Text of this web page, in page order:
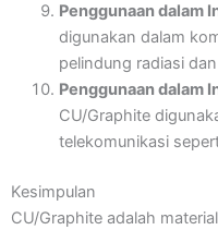
Penggunaan dalam
digunakan dalam
pelindung radiasi
Penggunaan dalam
CU/Graphite
telekomunikasi
Kesimpulan
CU/Graphite adalah